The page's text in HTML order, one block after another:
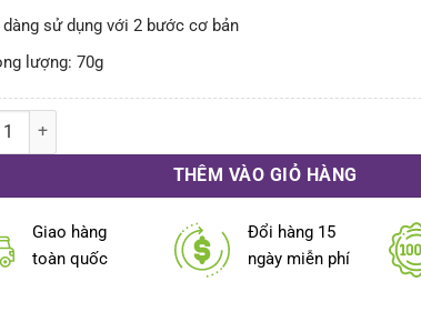
dàng sử dụng với 2 bước cơ bản
lượng: 70g
triển tâm thức trẻ giai đoạn tiểu học 7-14 tuổi số lượng
THÊM VÀO GIỎ HÀNG
Giao hàng
toàn quốc
Đổi hàng 15
ngày miễn phí